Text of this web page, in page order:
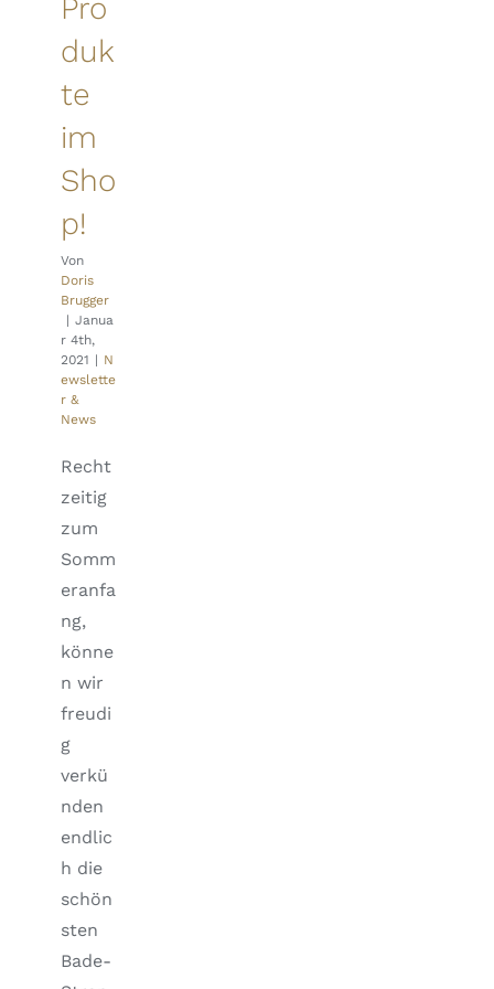
Pro
duk
te
im
Sho
p!
Von
Doris
Brugger
| Janua
r 4th,
2021 | N
ewslette
r &
News
Recht
zeitig
zum
Somm
eranfa
ng,
könne
n wir
freudi
g
verkü
nden
endlic
h die
schön
sten
Bade-